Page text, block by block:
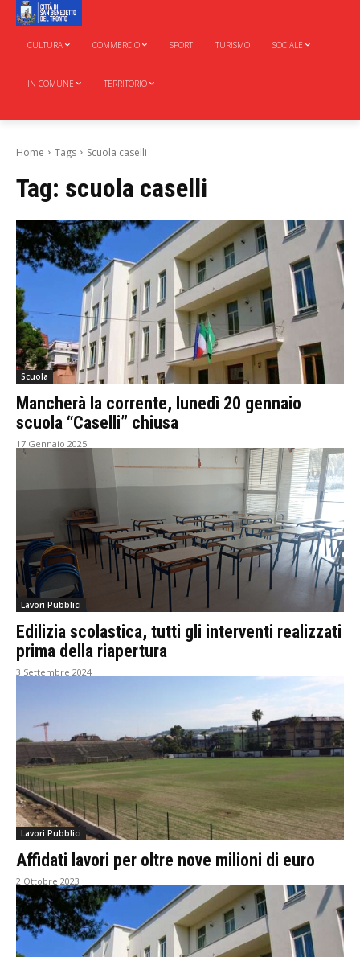
CULTURA COMMERCIO SPORT TURISMO SOCIALE
IN COMUNE TERRITORIO
Home Tags Scuola caselli
Tag: scuola caselli
Scuola
Mancherà la corrente, lunedì 20 gennaio
scuola “Caselli” chiusa
17 Gennaio 2025
Lavori Pubblici
Edilizia scolastica, tutti gli interventi realizzati
prima della riapertura
3 Settembre 2024
Lavori Pubblici
Affidati lavori per oltre nove milioni di euro
2 Ottobre 2023